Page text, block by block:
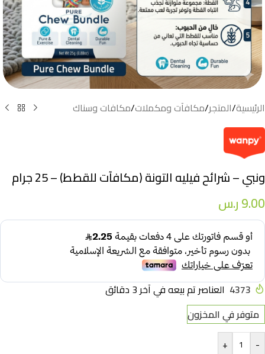
الرئيسية/المتجر/مكافآت ومكملات/مكافات وسناك
ونبي – شرائح فيليه التونة (مكافآت للقطط) – 25 جرام
9.00ر.س
4373 العناصر تم بيعه في آخر 3 دقائق
متوفر في المخزون
-
+